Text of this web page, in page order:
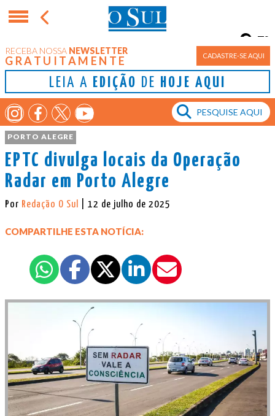
RECEBA NOSSA NEWSLETTER
GRATUITAMENTE CADASTRE-SE AQUI
LEIA A EDIÇÃO DE HOJE AQUI
Porto Alegre
7°
PORTO ALEGRE
EPTC divulga locais da Operação
Radar em Porto Alegre
Por Redação O Sul | 12 de julho de 2025
COMPARTILHE ESTA NOTÍCIA: